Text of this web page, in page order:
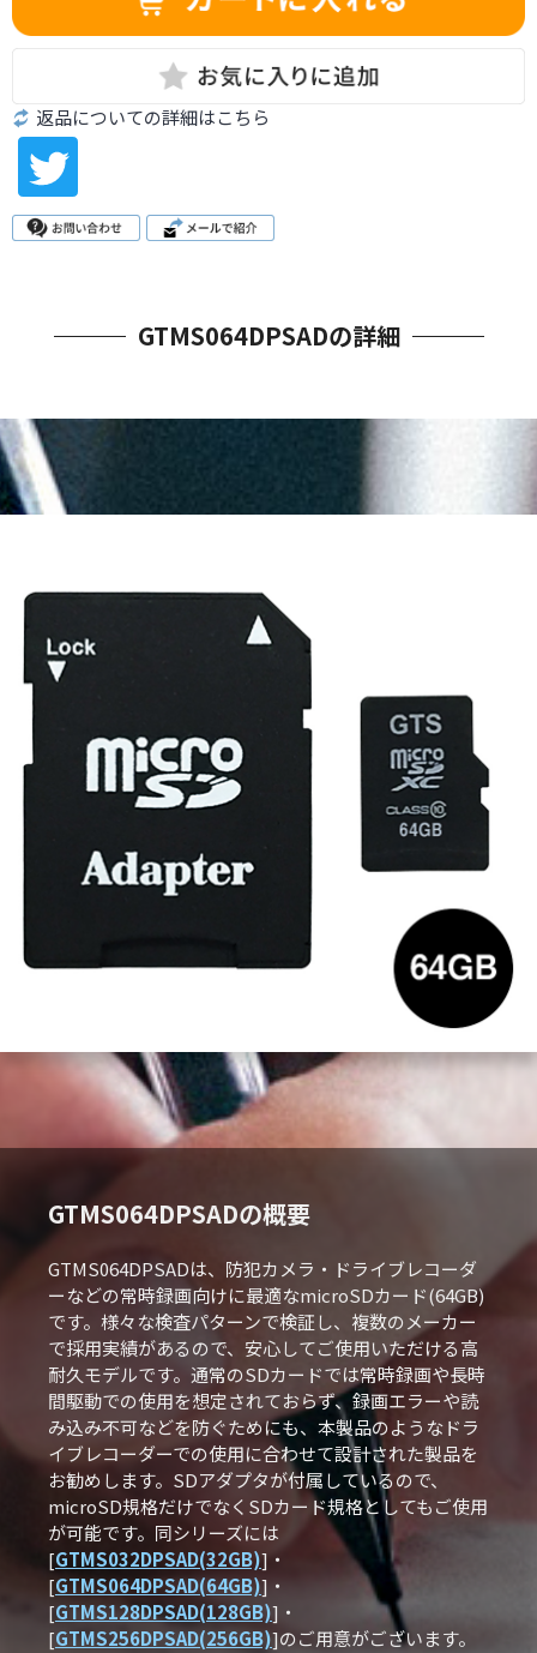
返品についての詳細はこちら
GTMS064DPSADの詳細
GTMS064DPSADの概要
GTMS064DPSADは、防犯カメラ・ドライブレコーダ
ーなどの常時録画向けに最適なmicroSDカード(64GB)
です。様々な検査パターンで検証し、複数のメーカー
で採用実績があるので、安心してご使用いただける高
耐久モデルです。通常のSDカードでは常時録画や長時
間駆動での使用を想定されておらず、録画エラーや読
み込み不可などを防ぐためにも、本製品のようなドラ
イブレコーダーでの使用に合わせて設計された製品を
お勧めします。SDアダプタが付属しているので、
microSD規格だけでなくSDカード規格としてもご使用
が可能です。同シリーズには
[GTMS032DPSAD(32GB)]・
[GTMS064DPSAD(64GB)]・
[GTMS128DPSAD(128GB)]・
[GTMS256DPSAD(256GB)]のご用意がございます。